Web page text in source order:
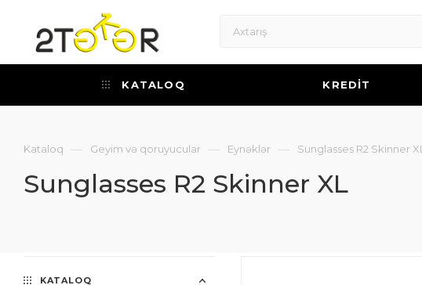
KATALOQ KREDİT
Kataloq — Geyim və qoruyucular — Eynəklər — Sunglasses R2 Skinner XL
Sunglasses R2 Skinner XL
KATALOQ